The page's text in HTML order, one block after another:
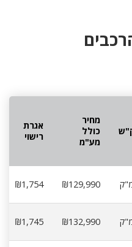
מחיר
כולל
מע"מ
אגרת
רישוי
₪129,990
₪1,754
₪132,990
₪1,745